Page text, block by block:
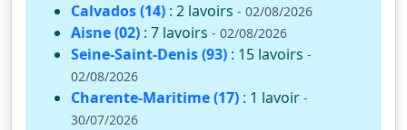
Calvados (14) : 2 lavoirs - 02/08/2026
Aisne (02) : 7 lavoirs - 02/08/2026
Seine-Saint-Denis (93) : 15 lavoirs -
02/08/2026
Charente-Maritime (17) : 1 lavoir -
30/07/2026